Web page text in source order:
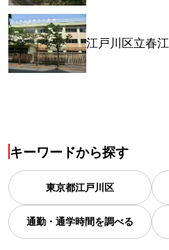
江戸川区立春
キーワードから探す
東京都江戸川区
通勤・通学時間を調べる